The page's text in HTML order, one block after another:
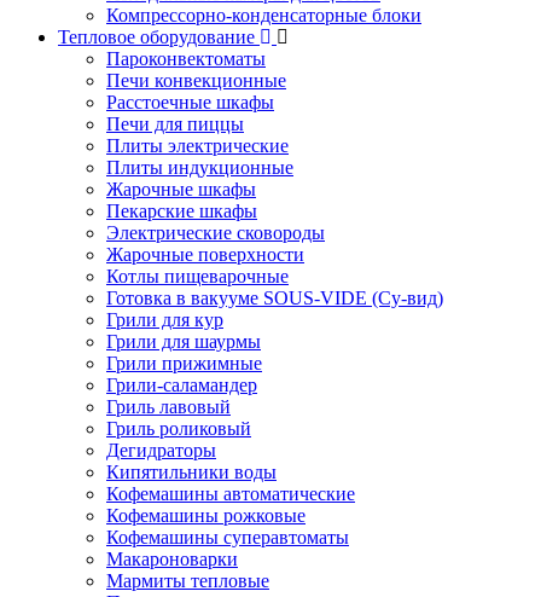
Компрессорно-конденсаторные блоки
Тепловое оборудование
Пароконвектоматы
Печи конвекционные
Расстоечные шкафы
Печи для пиццы
Плиты электрические
Плиты индукционные
Жарочные шкафы
Пекарские шкафы
Электрические сковороды
Жарочные поверхности
Котлы пищеварочные
Готовка в вакууме SOUS-VIDE (Су-вид)
Грили для кур
Грили для шаурмы
Грили прижимные
Грили-саламандер
Гриль лавовый
Гриль роликовый
Дегидраторы
Кипятильники воды
Кофемашины автоматические
Кофемашины рожковые
Кофемашины суперавтоматы
Макароноварки
Мармиты тепловые